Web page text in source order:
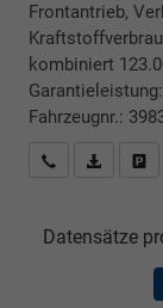
Frontantrieb,
kombiniert
Fahrzeugnr.:
Rückrufbitte
PDF-
Datensätze